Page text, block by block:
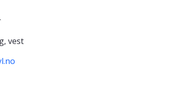
vest